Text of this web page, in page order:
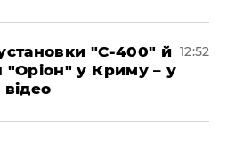
"С-400" й
"Оріон" у Криму – у
12:52